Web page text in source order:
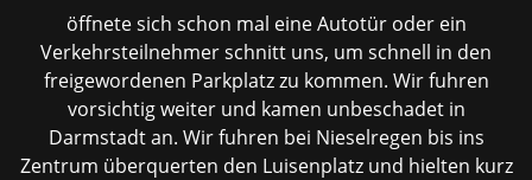
öffnete sich schon mal eine Autotür oder ein
Verkehrsteilnehmer schnitt uns, um schnell in den
freigewordenen Parkplatz zu kommen. Wir fuhren
vorsichtig weiter und kamen unbeschadet in
Darmstadt an. Wir fuhren bei Nieselregen bis ins
Zentrum überquerten den Luisenplatz und hielten kurz